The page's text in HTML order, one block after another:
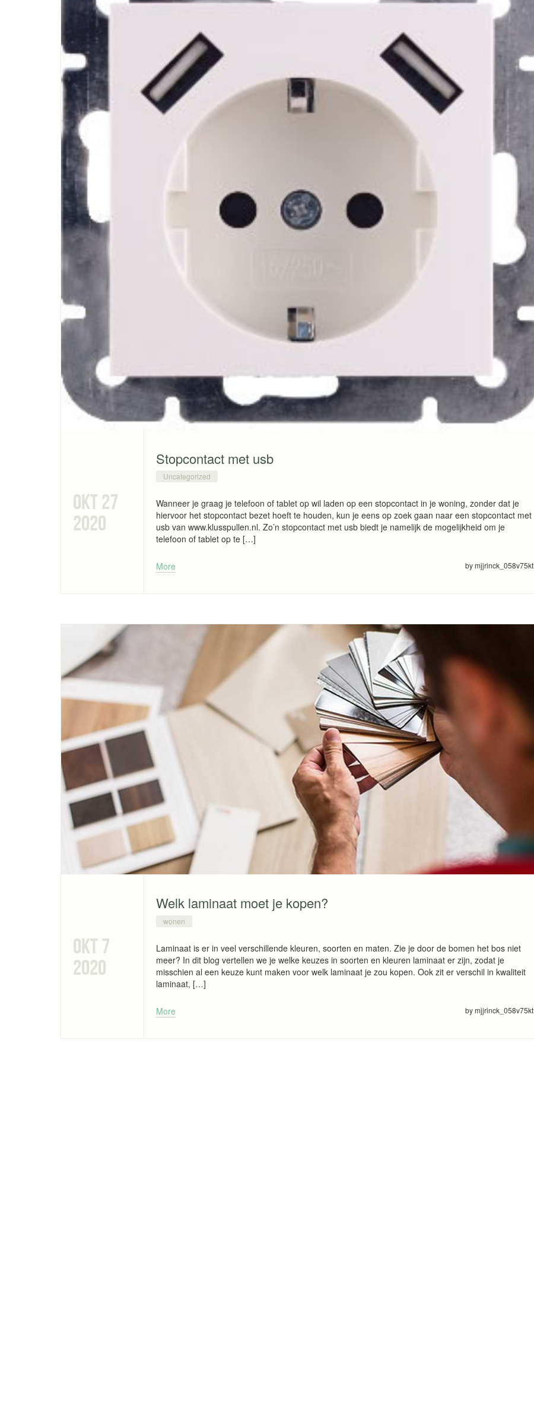
okt 27
2020
Stopcontact met usb
Uncategorized
Wanneer je graag je telefoon of tablet op wil laden op een stopcontact in je woning, zonder dat je
hiervoor het stopcontact bezet hoeft te houden, kun je eens op zoek gaan naar een stopcontact met
usb van www.klusspullen.nl. Zo’n stopcontact met usb biedt je namelijk de mogelijkheid om je
telefoon of tablet op te […]
More by mjjrinck_058v75kt
okt 7
2020
Welk laminaat moet je kopen?
wonen
Laminaat is er in veel verschillende kleuren, soorten en maten. Zie je door de bomen het bos niet
meer? In dit blog vertellen we je welke keuzes in soorten en kleuren laminaat er zijn, zodat je
misschien al een keuze kunt maken voor welk laminaat je zou kopen. Ook zit er verschil in kwaliteit
laminaat, […]
More by mjjrinck_058v75kt